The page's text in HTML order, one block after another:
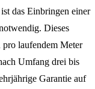
das Einbringen einer
Dieses
laufendem Meter
Umfang drei bis
Garantie auf